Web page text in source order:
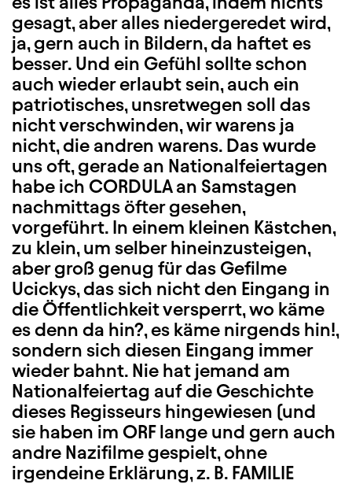
gesagt, aber alles niedergeredet wird,
ja, gern auch in Bildern, da haftet es
besser. Und ein Gefühl sollte schon
auch wieder erlaubt sein, auch ein
patriotisches, unsretwegen soll das
nicht verschwinden, wir warens ja
nicht, die andren warens. Das wurde
uns oft, gerade an Nationalfeiertagen
habe ich CORDULA an Samstagen
nachmittags öfter gesehen,
vorgeführt. In einem kleinen Kästchen,
zu klein, um selber hineinzusteigen,
aber groß genug für das Gefilme
Ucickys, das sich nicht den Eingang in
die Öffentlichkeit versperrt, wo käme
es denn da hin?, es käme nirgends hin!,
sondern sich diesen Eingang immer
wieder bahnt. Nie hat jemand am
Nationalfeiertag auf die Geschichte
dieses Regisseurs hingewiesen (und
sie haben im ORF lange und gern auch
andre Nazifilme gespielt, ohne
irgendeine Erklärung, z. B. FAMILIE